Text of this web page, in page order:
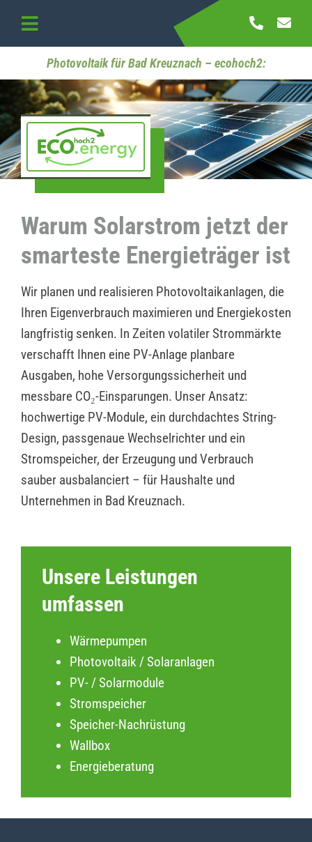
content
Toggle
Navigation
Startseite
Referenzen
Kontakt
Photovoltaik für Bad Kreuznach – ecohoch2:
Warum Solarstrom jetzt der
smarteste Energieträger ist
Wir planen und realisieren Photovoltaikanlagen, die
Ihren Eigenverbrauch maximieren und Energiekosten
langfristig senken. In Zeiten volatiler Strommärkte
verschafft Ihnen eine PV-Anlage planbare
Ausgaben, hohe Versorgungssicherheit und
messbare CO₂-Einsparungen. Unser Ansatz:
hochwertige PV-Module, ein durchdachtes String-
Design, passgenaue Wechselrichter und ein
Stromspeicher, der Erzeugung und Verbrauch
sauber ausbalanciert – für Haushalte und
Unternehmen in Bad Kreuznach.
Unsere Leistungen
umfassen
Wärmepumpen
Photovoltaik / Solaranlagen
PV- / Solarmodule
Stromspeicher
Speicher-Nachrüstung
Wallbox
Energieberatung